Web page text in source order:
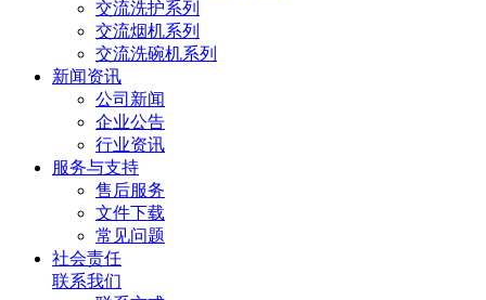
交流洗护系列
交流烟机系列
交流洗碗机系列
新闻资讯
公司新闻
企业公告
行业资讯
服务与支持
售后服务
文件下载
常见问题
社会责任
联系我们